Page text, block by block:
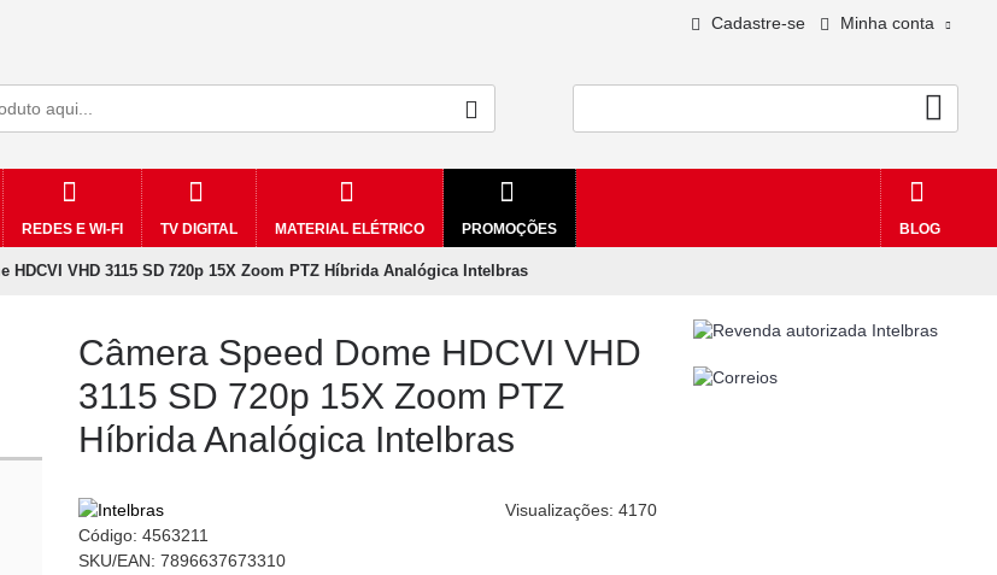
Cadastre-se Minha conta
REDES E WI-FI TV DIGITAL MATERIAL ELÉTRICO PROMOÇÕES BLOG
HDCVI VHD 3115 SD 720p 15X Zoom PTZ Híbrida Analógica Intelbras
Câmera Speed Dome HDCVI VHD
3115 SD 720p 15X Zoom PTZ
Híbrida Analógica Intelbras
Visualizações: 4170
Código: 4563211
SKU/EAN: 7896637673310